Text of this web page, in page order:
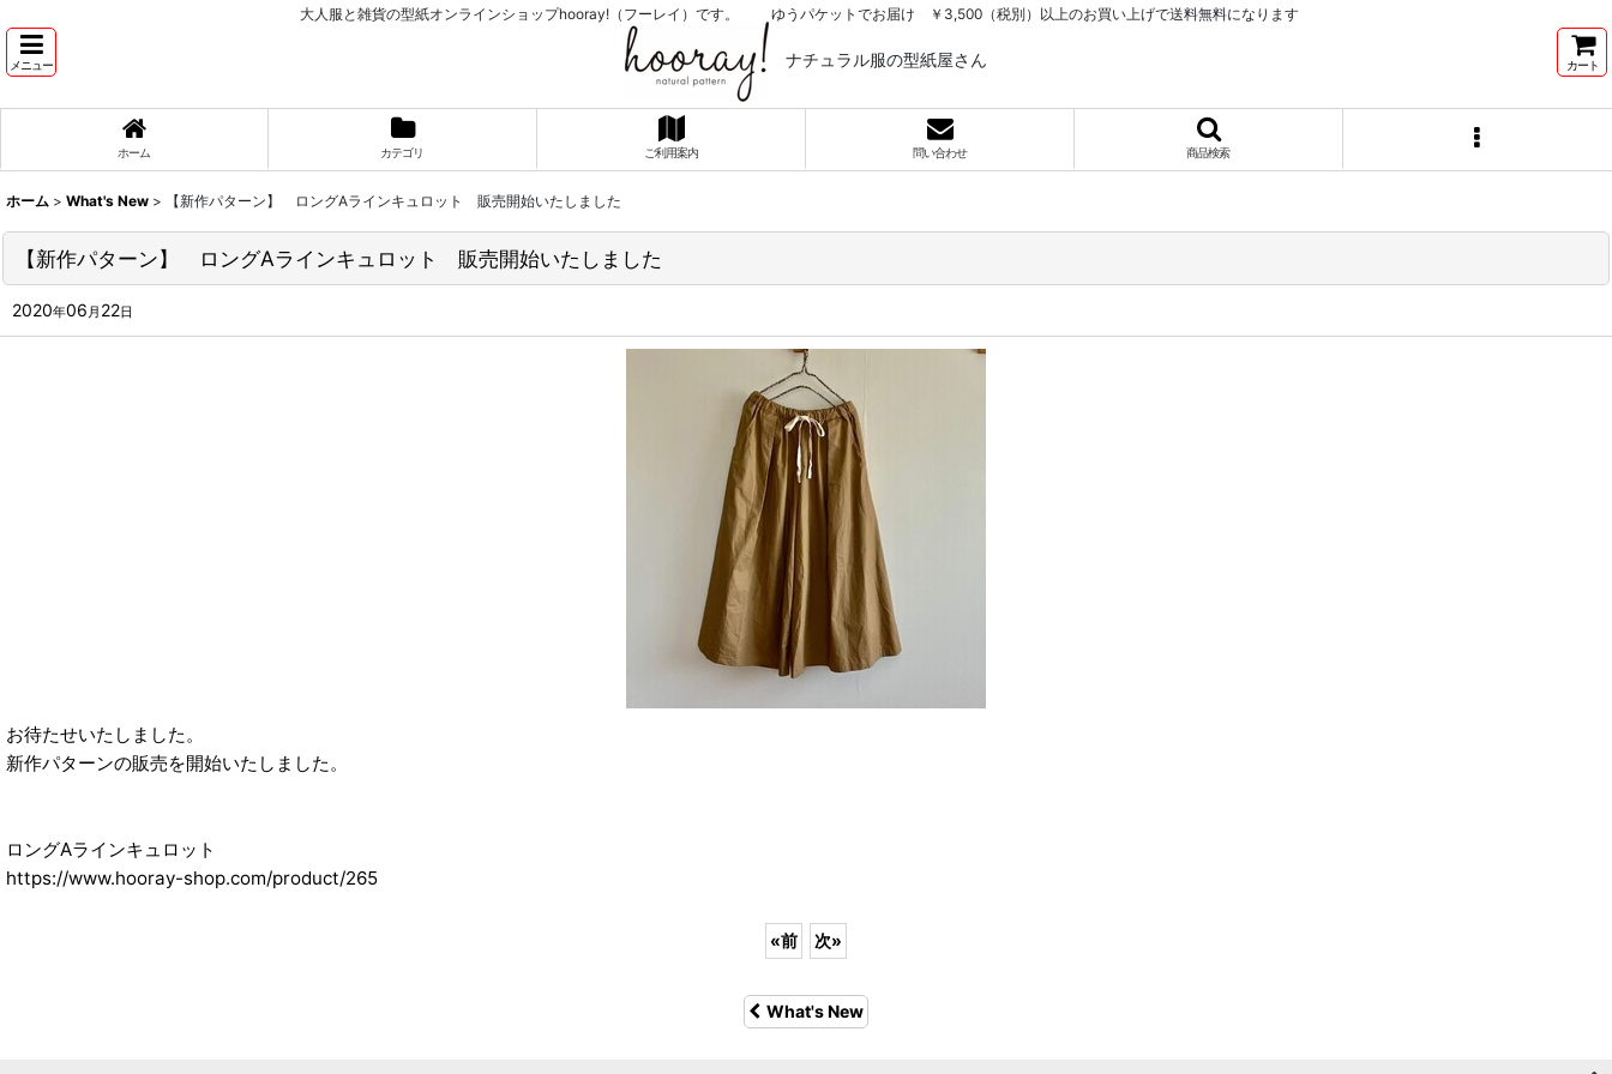
大人服と雑貨の型紙オンラインショップhooray!（フーレイ）です。 ゆうパケットでお届け ￥3,500（税別）以上のお買い上げで送料無料になります
メニュー ナチュラル服の型紙屋さん カート
ホーム カテゴリ ご利用案内 問い合わせ 商品検索
ホーム > What's New > 【新作パターン】 ロングAラインキュロット 販売開始いたしました
【新作パターン】 ロングAラインキュロット 販売開始いたしました
2020年06 月 22日
お待たせいたしました。
新作パターンの販売を開始いたしました。
ロングAラインキュロット
https://www.hooray-shop.com/product/265
«前 次»
What's New